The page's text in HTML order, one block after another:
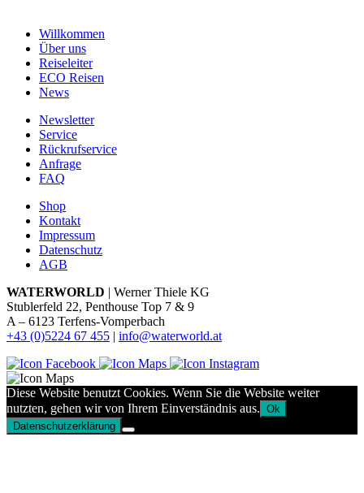
Willkommen
Über uns
Reiseleiter
ECO Reisen
News
Newsletter
Service
Rückrufservice
Anfrage
FAQ
Shop
Kontakt
Impressum
Datenschutz
AGB
WATERWORLD | Werner Thiele KG
Stublerfeld 22, Penthouse Top 7 & 9
A – 6123 Terfens-Vomperbach
+43 (0)5224 67 455 | info@waterworld.at
Diese Website benutzt Cookies. Wenn Sie die Website weiter
nutzten, gehen wir von Ihrem Einverständnis aus. Ok
Datenschutzerklärung